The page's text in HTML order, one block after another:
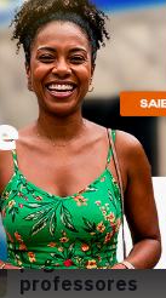
EDUCAÇÃO
Justiça
Prefeitura de
pague horas
professores